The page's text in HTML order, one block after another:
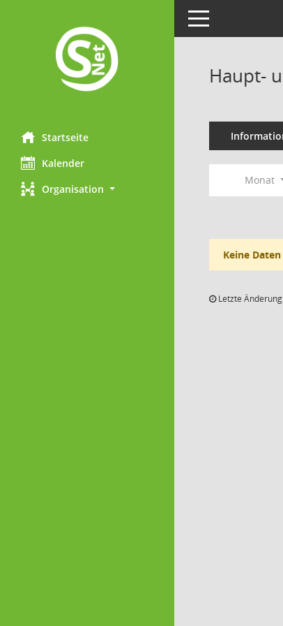
Startseite
Kalender
Organisation
Toggle navigation
Haupt-
Monat
Keine
Letzte